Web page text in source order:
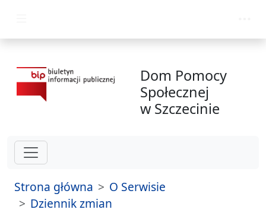
Dom Pomocy
Społecznej
w Szczecinie
Strona główna
O Serwisie
Dziennik zmian